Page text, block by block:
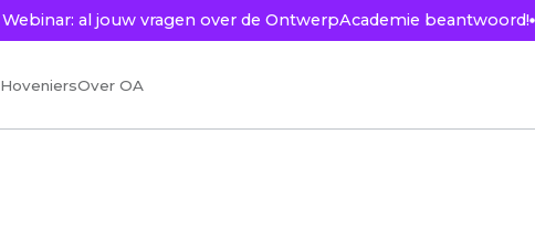
Webinar: al jouw vragen over de OntwerpAcademie beantwoord!
HoveniersOver OA